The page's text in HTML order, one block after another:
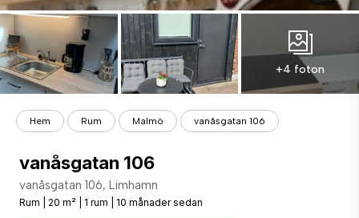
+4 foton
Hem Rum Malmö vanåsgatan 106
vanåsgatan 106
vanåsgatan 106, Limhamn
Rum 20 m² 1 rum 10 månader sedan